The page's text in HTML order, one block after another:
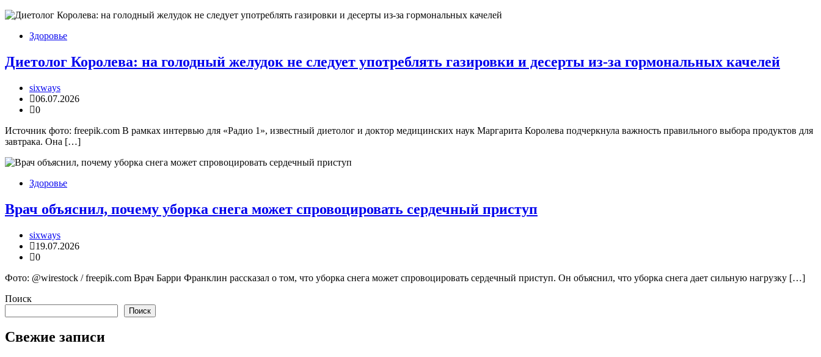
Здоровье
Диетолог Королева: на голодный желудок не следует употреблять газировки и десерты из-за гормональных качелей
sixways
06.07.2026
0
Источник фото: freepik.com В рамках интервью для «Радио 1», известный диетолог и доктор медицинских наук Маргарита Королева подчеркнула важность правильного выбора продуктов для
завтрака. Она […]
Здоровье
Врач объяснил, почему уборка снега может спровоцировать сердечный приступ
sixways
19.07.2026
0
Фото: @wirestock / freepik.com Врач Барри Франклин рассказал о том, что уборка снега может спровоцировать сердечный приступ. Он объяснил, что уборка снега дает сильную нагрузку […]
Поиск
Поиск
Свежие записи